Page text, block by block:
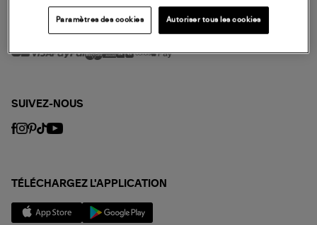
MODE DE PAIEMENT
SUIVEZ-NOUS
TÉLÉCHARGEZ L'APPLICATION
Paramètres des cookies Autoriser tous les cookies